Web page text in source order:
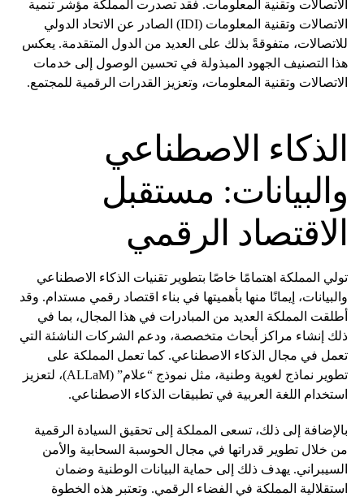
الاتصالات وتقنية المعلومات. فقد تصدرت المملكة مؤشر تنمية
الاتصالات وتقنية المعلومات (IDI) الصادر عن الاتحاد الدولي
للاتصالات، متفوقةً بذلك على العديد من الدول المتقدمة. يعكس
هذا التصنيف الجهود المبذولة في تحسين الوصول إلى خدمات
الاتصالات وتقنية المعلومات، وتعزيز القدرات الرقمية للمجتمع.
الذكاء الاصطناعي
والبيانات: مستقبل
الاقتصاد الرقمي
تولي المملكة اهتمامًا خاصًا بتطوير تقنيات الذكاء الاصطناعي
والبيانات، إيمانًا منها بأهميتها في بناء اقتصاد رقمي مستدام. وقد
أطلقت المملكة العديد من المبادرات في هذا المجال، بما في
ذلك إنشاء مراكز أبحاث متخصصة، ودعم الشركات الناشئة التي
تعمل في مجال الذكاء الاصطناعي. كما تعمل المملكة على
تطوير نماذج لغوية وطنية، مثل نموذج “علام” (ALLaM)، لتعزيز
استخدام اللغة العربية في تطبيقات الذكاء الاصطناعي.
بالإضافة إلى ذلك، تسعى المملكة إلى تحقيق السيادة الرقمية
من خلال تطوير قدراتها في مجال الحوسبة السحابية والأمن
السيبراني. يهدف ذلك إلى حماية البيانات الوطنية وضمان
استقلالية المملكة في الفضاء الرقمي. وتعتبر هذه الخطوة